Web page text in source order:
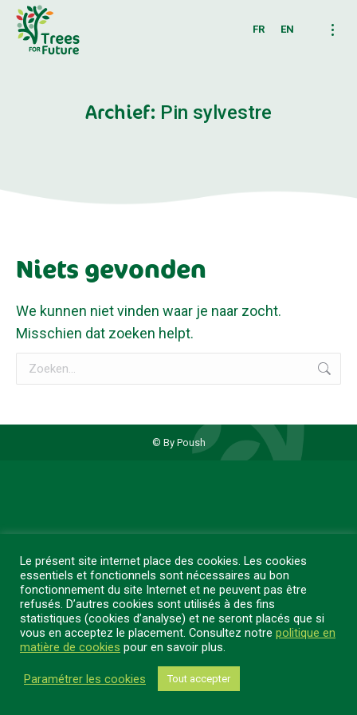
FR EN
Archief: Pin sylvestre
Niets gevonden
We kunnen niet vinden waar je naar zocht.
Misschien dat zoeken helpt.
Zoeken:
© By Poush
Le présent site internet place des cookies. Les cookies
essentiels et fonctionnels sont nécessaires au bon
fonctionnement du site Internet et ne peuvent pas être
refusés. D’autres cookies sont utilisés à des fins
statistiques (cookies d’analyse) et ne seront placés que si
vous en acceptez le placement. Consultez notre politique en
matière de cookies pour en savoir plus.
Paramétrer les cookies Tout accepter